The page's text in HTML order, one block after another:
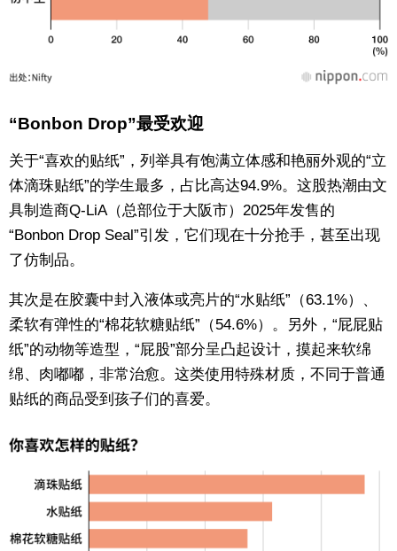
“Bonbon Drop”最受欢迎
关于“喜欢的贴纸”，列举具有饱满立体感和艳丽外观的“立
体滴珠贴纸”的学生最多，占比高达94.9%。这股热潮由文
具制造商Q-LiA（总部位于大阪市）2025年发售的
“Bonbon Drop Seal”引发，它们现在十分抢手，甚至出现
了仿制品。
其次是在胶囊中封入液体或亮片的“水贴纸”（63.1%）、
柔软有弹性的“棉花软糖贴纸”（54.6%）。另外，“屁屁贴
纸‌”的动物等造型，“屁股”部分呈凸起设计，摸起来软绵
绵、肉嘟嘟，非常治愈。这类使用特殊材质，不同于普通
贴纸的商品受到孩子们的喜爱。